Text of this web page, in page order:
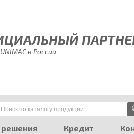
в России
решения Кредит